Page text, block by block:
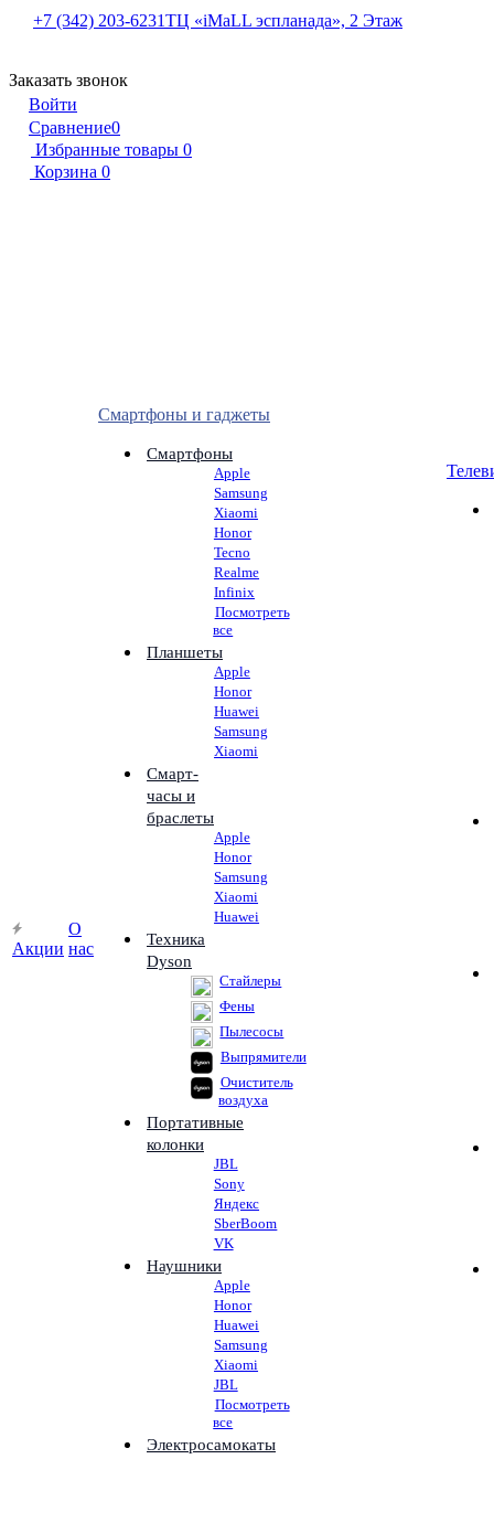
+7 (342) 203-6231ТЦ «iMaLL эспланада», 2 Этаж
Заказать звонок
Войти
Сравнение0
Избранные товары 0
Корзина 0
Акции
О
нас
Смартфоны и гаджеты
Смартфоны
Apple
Samsung
Xiaomi
Honor
Tecno
Realme
Infinix
Посмотреть
все
Планшеты
Apple
Honor
Huawei
Samsung
Xiaomi
Смарт-
часы и
браслеты
Apple
Honor
Samsung
Xiaomi
Huawei
Техника
Dyson
Стайлеры
Фены
Пылесосы
Выпрямители
Очиститель
воздуха
Портативные
колонки
JBL
Sony
Яндекс
SberBoom
VK
Наушники
Apple
Honor
Huawei
Samsung
Xiaomi
JBL
Посмотреть
все
Электросамокаты